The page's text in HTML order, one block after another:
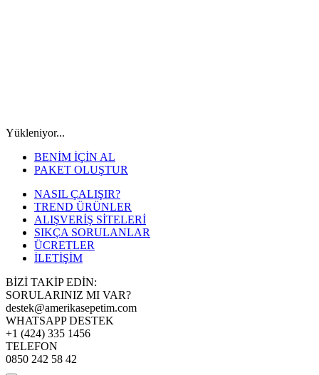
Yükleniyor...
BENİM İÇİN AL
PAKET OLUŞTUR
NASIL ÇALIŞIR?
TREND ÜRÜNLER
ALIŞVERİŞ SİTELERİ
SIKÇA SORULANLAR
ÜCRETLER
İLETİŞİM
BİZİ TAKİP EDİN:
SORULARINIZ MI VAR?
destek@amerikasepetim.com
WHATSAPP DESTEK
+1 (424) 335 1456
TELEFON
0850 242 58 42